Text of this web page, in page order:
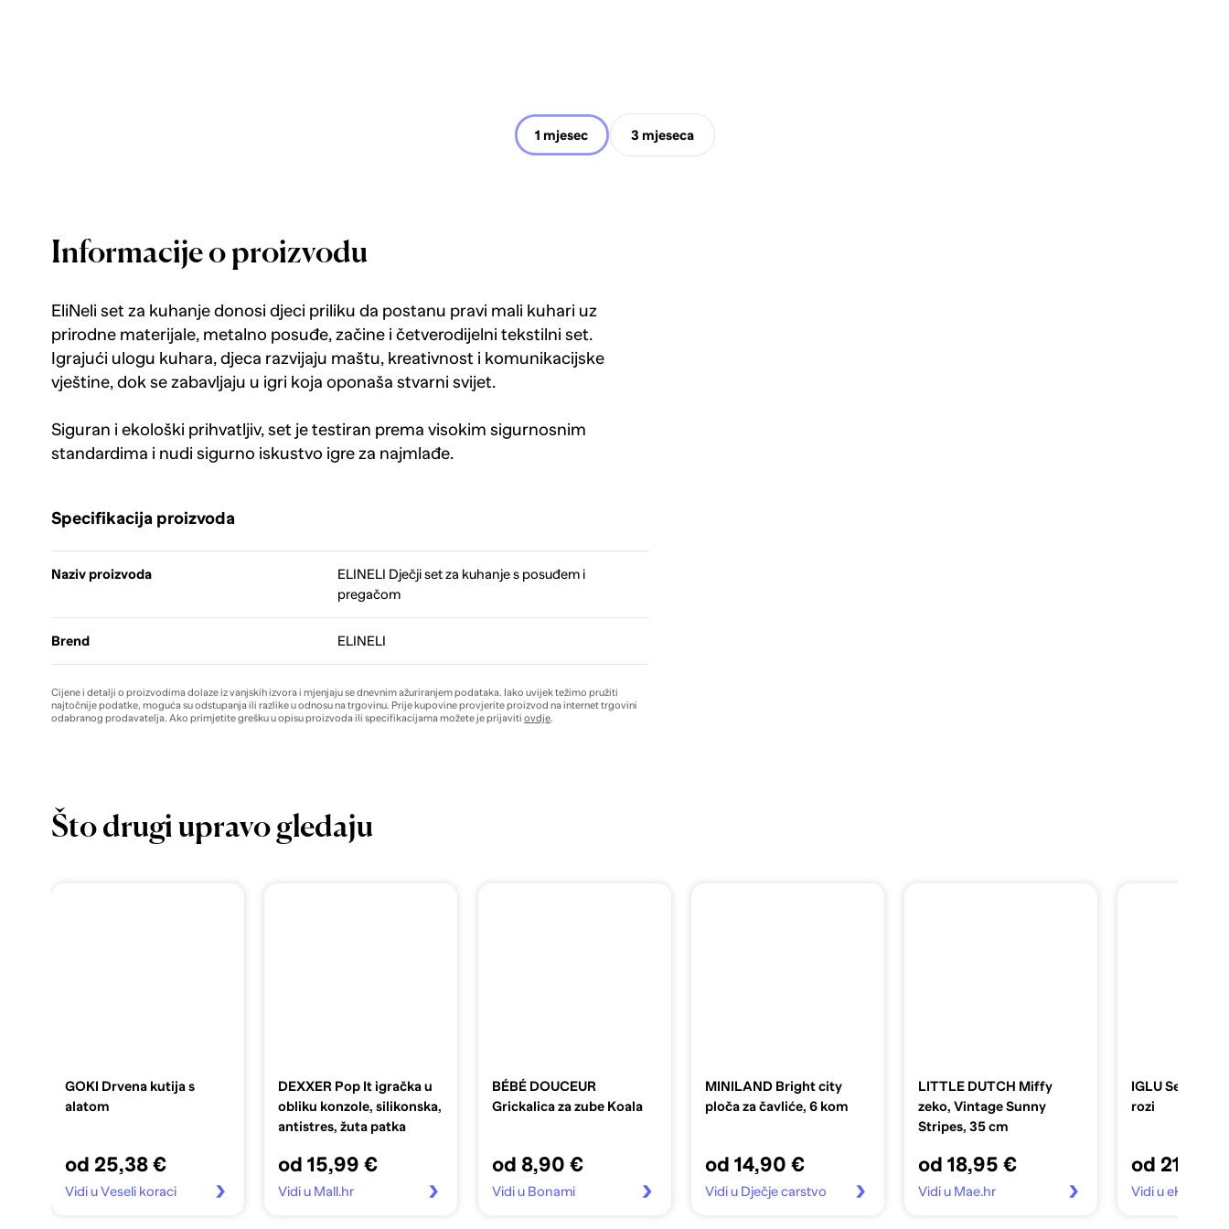
1 mjesec 3 mjeseca
Informacije o proizvodu
EliNeli set za kuhanje donosi djeci priliku da postanu pravi mali kuhari uz
prirodne materijale, metalno posuđe, začine i četverodijelni tekstilni set.
Igrajući ulogu kuhara, djeca razvijaju maštu, kreativnost i komunikacijske
vještine, dok se zabavljaju u igri koja oponaša stvarni svijet.
Siguran i ekološki prihvatljiv, set je testiran prema visokim sigurnosnim
standardima i nudi sigurno iskustvo igre za najmlađe.
Specifikacija proizvoda
Naziv proizvoda
ELINELI Dječji set za kuhanje s posuđem i
pregačom
Brend ELINELI
Cijene i detalji o proizvodima dolaze iz vanjskih izvora i mjenjaju se dnevnim ažuriranjem podataka. Iako uvijek težimo pružiti
najtočnije podatke, moguća su odstupanja ili razlike u odnosu na trgovinu. Prije kupovine provjerite proizvod na internet trgovini
odabranog prodavatelja. Ako primjetite grešku u opisu proizvoda ili specifikacijama možete je prijaviti ovdje.
Što drugi upravo gledaju
GOKI Drvena kutija s
alatom
od 25,38 €
Vidi u Veseli koraci
DEXXER Pop It igračka u
obliku konzole, silikonska,
antistres, žuta patka
od 15,99 €
Vidi u Mall.hr
BÉBÉ DOUCEUR
Grickalica za zube Koala
od 8,90 €
Vidi u Bonami
MINILAND Bright city
ploča za čavliće, 6 kom
od 14,90 €
Vidi u Dječje carstvo
LITTLE DUTCH Miffy
zeko, Vintage Sunny
Stripes, 35 cm
od 18,95 €
Vidi u Mae.hr
IGLU Set
rozi
od
Vidi u eKupi